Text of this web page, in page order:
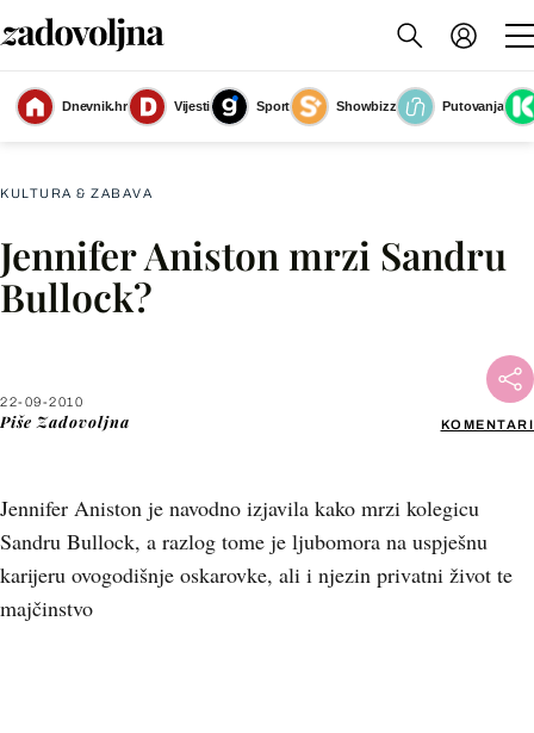
Dnevnik.hr Vijesti Sport Showbizz
Putovanja
Slika nije dostupna
KULTURA & ZABAVA
Jennifer Aniston mrzi Sandru
Bullock?
22-09-2010
Piše Zadovoljna KOMENTARI
Jennifer Aniston je navodno izjavila kako mrzi kolegicu
Sandru Bullock, a razlog tome je ljubomora na uspješnu
karijeru ovogodišnje oskarovke, ali i njezin privatni život te
majčinstvo
Facebook